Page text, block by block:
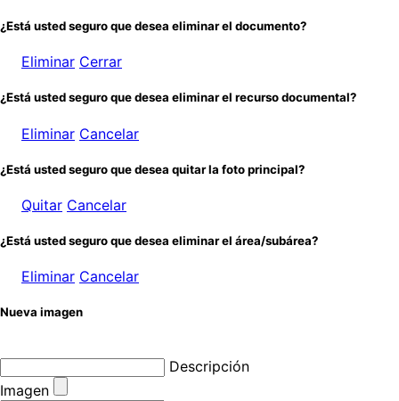
¿Está usted seguro que desea eliminar el documento?
Eliminar Cerrar
¿Está usted seguro que desea eliminar el recurso documental?
Eliminar Cancelar
¿Está usted seguro que desea quitar la foto principal?
Quitar Cancelar
¿Está usted seguro que desea eliminar el área/subárea?
Eliminar Cancelar
Nueva imagen
Descripción
Imagen